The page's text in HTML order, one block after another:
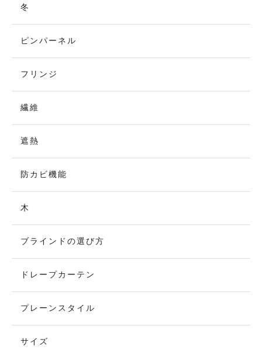
冬
ピンパーネル
フリンジ
繊維
遮熱
防カビ機能
木
ブラインドの選び方
ドレープカーテン
プレーンスタイル
サイズ